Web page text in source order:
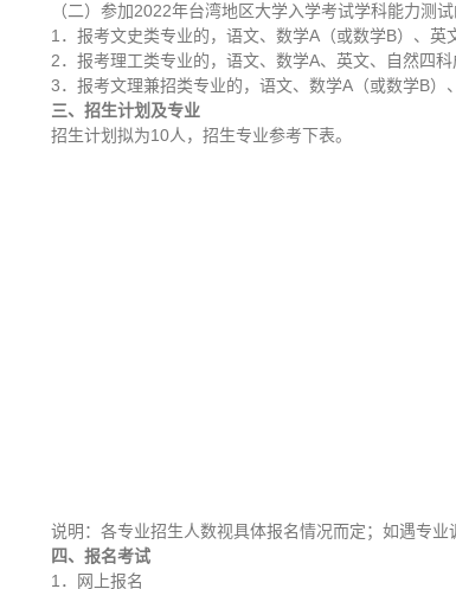
（二）参加2022年台湾地区大学入学考试学科能力测
1．报考文史类专业的，语文、数学A（或数学B）、英
2．报考理工类专业的，语文、数学A、英文、自然四
3．报考文理兼招类专业的，语文、数学A（或数学B）
三、招生计划及专业
招生计划拟为10人，招生专业参考下表。
说明：各专业招生人数视具体报名情况而定；如遇专业
四、报名考试
1．网上报名